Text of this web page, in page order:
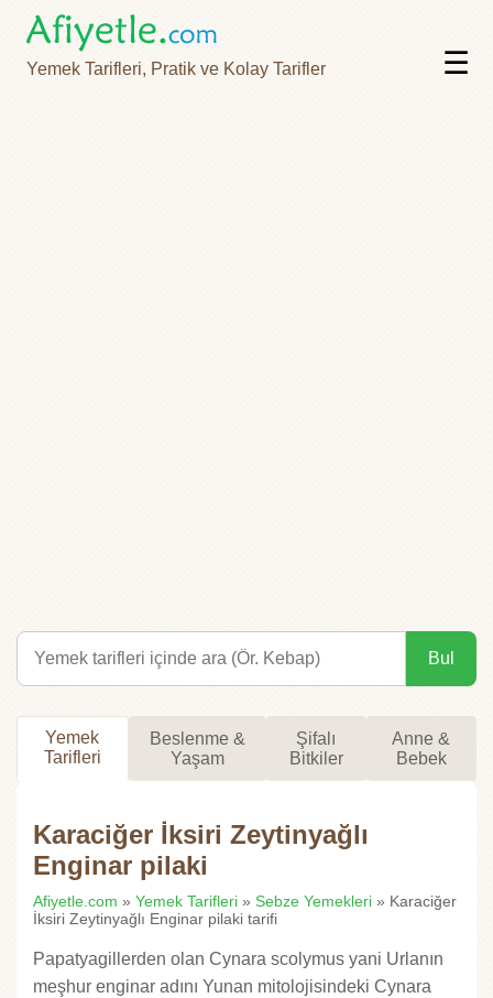
Yemek Tarifleri, Pratik ve Kolay Tarifler ☰
Bul
Yemek
Tarifleri
Beslenme &
Yaşam
Şifalı
Bitkiler
Anne &
Bebek
Karaciğer İksiri Zeytinyağlı
Enginar pilaki
Afiyetle.com » Yemek Tarifleri » Sebze Yemekleri » Karaciğer
İksiri Zeytinyağlı Enginar pilaki tarifi
Papatyagillerden olan Cynara scolymus yani Urlanın
meşhur enginar adını Yunan mitolojisindeki Cynara